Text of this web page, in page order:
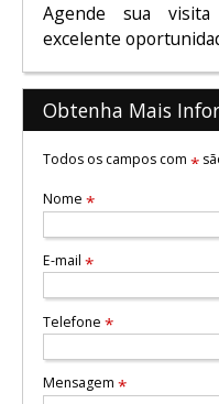
Agende sua
excelente
Obtenha Mais
Todos os campos com *
Nome *
E-mail *
Telefone *
Mensagem *